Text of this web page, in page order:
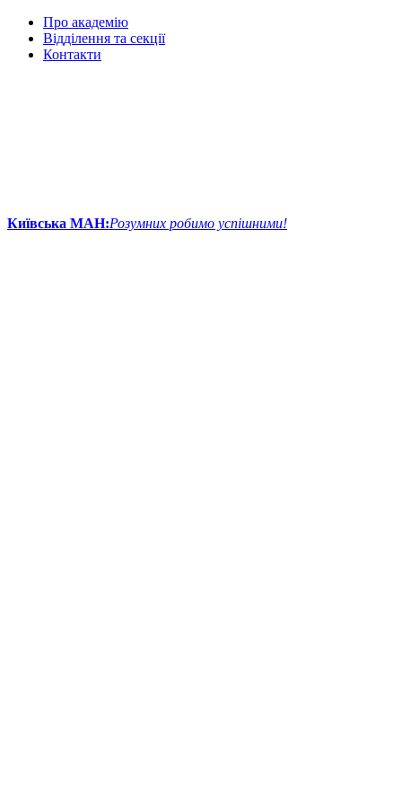
Про академію
Відділення та секції
Контакти
Київська МАН:Розумних робимо успішними!